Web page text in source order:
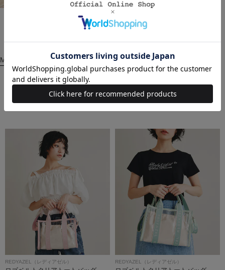
エスパル仙台
MORE
関連商品
REDYAZEL（レディアゼル） REDYAZEL（レディアゼル）